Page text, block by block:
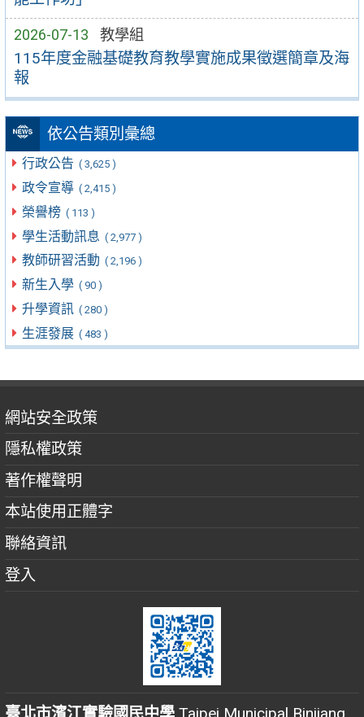
2026-07-13 教學組
115年度金融基礎教育教學實施成果徵選簡章及海
報
依公告類別彙總
行政公告 ( 3,625 )
政令宣導 ( 2,415 )
榮譽榜 ( 113 )
學生活動訊息 ( 2,977 )
教師研習活動 ( 2,196 )
新生入學 ( 90 )
升學資訊 ( 280 )
生涯發展 ( 483 )
網站安全政策
隱私權政策
著作權聲明
本站使用正體字
聯絡資訊
登入